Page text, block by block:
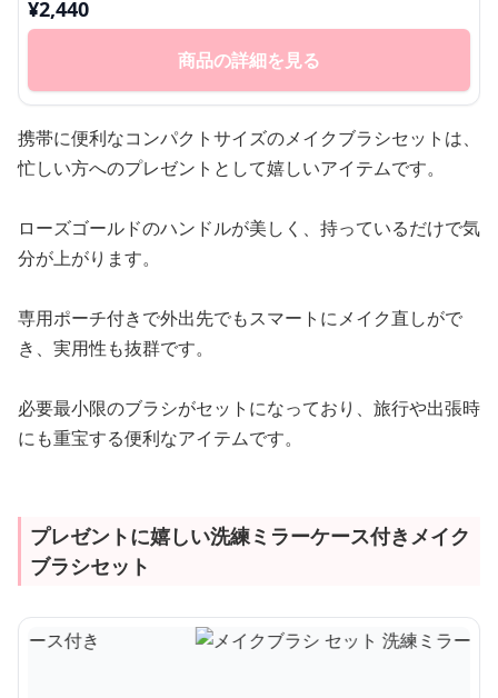
¥2,440
商品の詳細を見る
携帯に便利なコンパクトサイズのメイクブラシセットは、
忙しい方へのプレゼントとして嬉しいアイテムです。
ローズゴールドのハンドルが美しく、持っているだけで気
分が上がります。
専用ポーチ付きで外出先でもスマートにメイク直しがで
き、実用性も抜群です。
必要最小限のブラシがセットになっており、旅行や出張時
にも重宝する便利なアイテムです。
プレゼントに嬉しい洗練ミラーケース付きメイク
ブラシセット